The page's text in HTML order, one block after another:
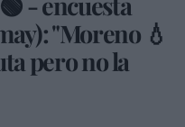
"Moreno 💧
pero no la